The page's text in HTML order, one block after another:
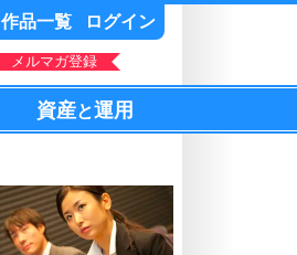
作品一覧 ログイン
メルマガ登録
資産と運用